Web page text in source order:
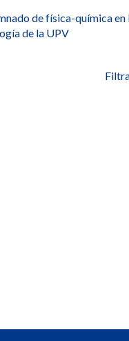
de física-química
de la UPV